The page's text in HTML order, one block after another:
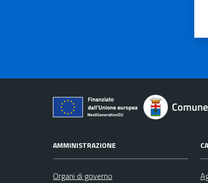
AMMINISTRAZIONE
Organi di governo